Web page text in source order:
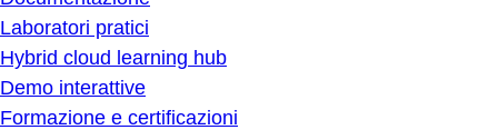
Laboratori pratici
Hybrid cloud learning hub
Demo interattive
Formazione e certificazioni